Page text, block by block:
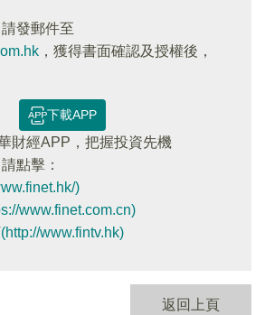
發郵件至
，獲得書面確認及授權後，
下載APP
財經APP，把握投資先機
點擊：
)
www.finet.com.cn)
(http://www.fintv.hk)
返回上頁